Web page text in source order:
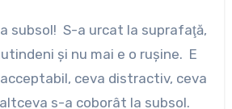
subsol! S-a urcat la suprafaţă,
şi nu mai e o ruşine. E
ceva distractiv, ceva
s-a coborât la subsol.